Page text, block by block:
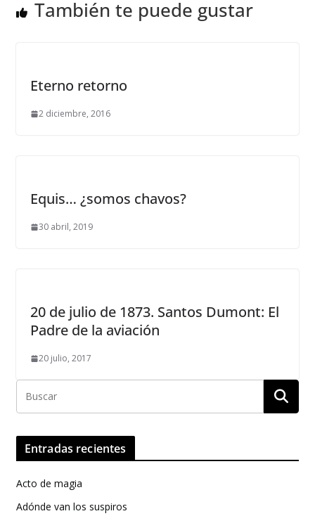
También te puede gustar
Eterno retorno
2 diciembre, 2016
Equis… ¿somos chavos?
30 abril, 2019
20 de julio de 1873. Santos Dumont: El
Padre de la aviación
20 julio, 2017
Entradas recientes
Acto de magia
Adónde van los suspiros